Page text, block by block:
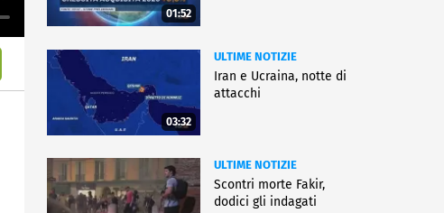
01:52
03:32
ULTIME NOTIZIE
Iran e Ucraina, notte di
attacchi
ULTIME NOTIZIE
Scontri morte Fakir,
dodici gli indagati